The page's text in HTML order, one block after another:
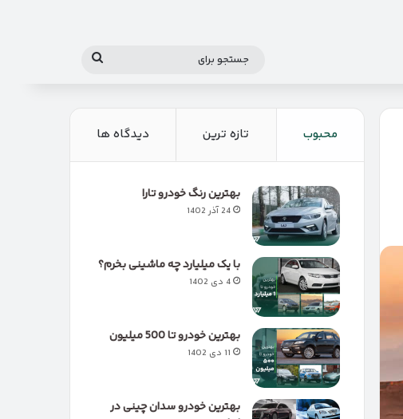
جستجو
محبوب تازه ترین دیدگاه ها
بهترین رنگ خودرو تارا
24 آذر 1402
با یک میلیارد چه ماشینی بخرم؟
4 دی 1402
بهترین خودرو تا 500 میلیون
11 دی 1402
بهترین خودرو سدان چینی در